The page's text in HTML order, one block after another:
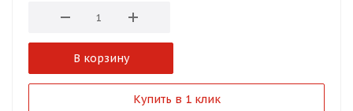
В корзину
Купить в 1 клик
% каждые 2 недели